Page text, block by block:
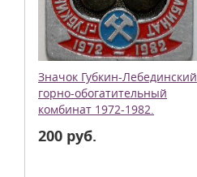
Значок Губкин-Лебединский
горно-обогатительный
комбинат 1972-1982.
200 руб.